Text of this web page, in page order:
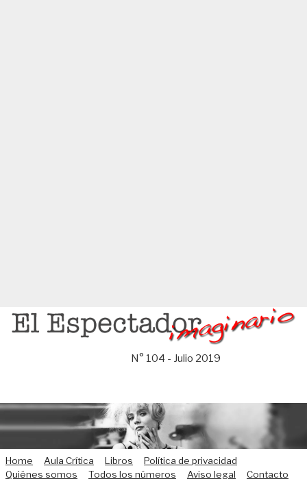
Saltar
N° 104 - Julio 2019
Home Aula Crítica Libros
Política de privacidad
Quiénes somos
Todos los números Aviso legal Contacto